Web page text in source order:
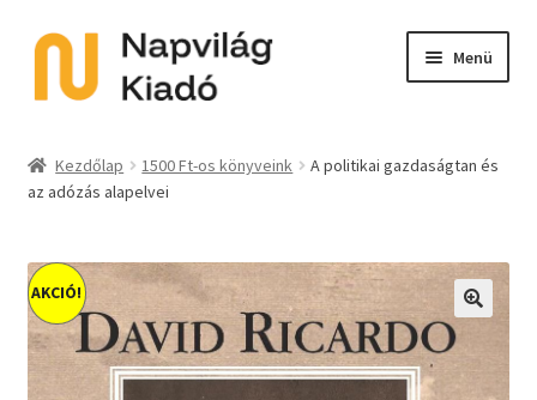
Ugrás
navigációhoz
Kilépés
tartalomba
Menü
child
E-book
Akció
child
menu
Sorozat
Expand
Előkészületben
Kezdőlap 1500 Ft-os könyveink
A ​politikai gazdaságtan és
az adózás alapelvei
AKCIÓ!